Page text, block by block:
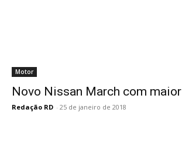
Motor
Novo Nissan March com
Redação RD - 25 de janeiro de 2018